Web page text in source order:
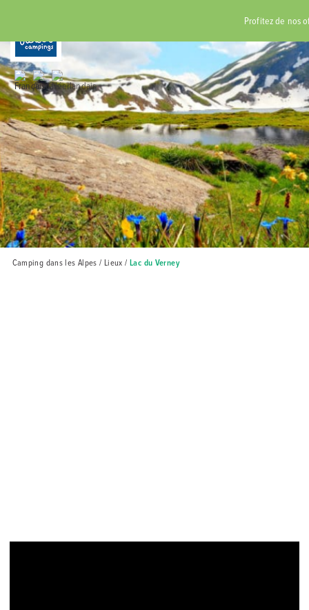
RÉSERVER
Camping dans les Alpes / Lieux / Lac du Verney
Profitez de nos